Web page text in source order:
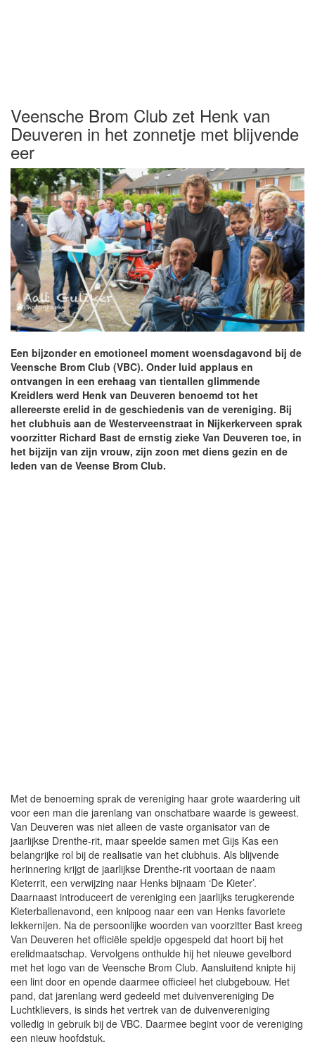
Veensche Brom Club zet Henk van
Deuveren in het zonnetje met blijvende
eer
Een bijzonder en emotioneel moment woensdagavond bij de
Veensche Brom Club (VBC). Onder luid applaus en
ontvangen in een erehaag van tientallen glimmende
Kreidlers werd Henk van Deuveren benoemd tot het
allereerste erelid in de geschiedenis van de vereniging. Bij
het clubhuis aan de Westerveenstraat in Nijkerkerveen sprak
voorzitter Richard Bast de ernstig zieke Van Deuveren toe, in
het bijzijn van zijn vrouw, zijn zoon met diens gezin en de
leden van de Veense Brom Club.
Met de benoeming sprak de vereniging haar grote waardering uit
voor een man die jarenlang van onschatbare waarde is geweest.
Van Deuveren was niet alleen de vaste organisator van de
jaarlijkse Drenthe-rit, maar speelde samen met Gijs Kas een
belangrijke rol bij de realisatie van het clubhuis. Als blijvende
herinnering krijgt de jaarlijkse Drenthe-rit voortaan de naam
Kieterrit, een verwijzing naar Henks bijnaam ‘De Kieter’.
Daarnaast introduceert de vereniging een jaarlijks terugkerende
Kieterballenavond, een knipoog naar een van Henks favoriete
lekkernijen. Na de persoonlijke woorden van voorzitter Bast kreeg
Van Deuveren het officiële speldje opgespeld dat hoort bij het
erelidmaatschap. Vervolgens onthulde hij het nieuwe gevelbord
met het logo van de Veensche Brom Club. Aansluitend knipte hij
een lint door en opende daarmee officieel het clubgebouw. Het
pand, dat jarenlang werd gedeeld met duivenvereniging De
Luchtklievers, is sinds het vertrek van de duivenvereniging
volledig in gebruik bij de VBC. Daarmee begint voor de vereniging
een nieuw hoofdstuk.